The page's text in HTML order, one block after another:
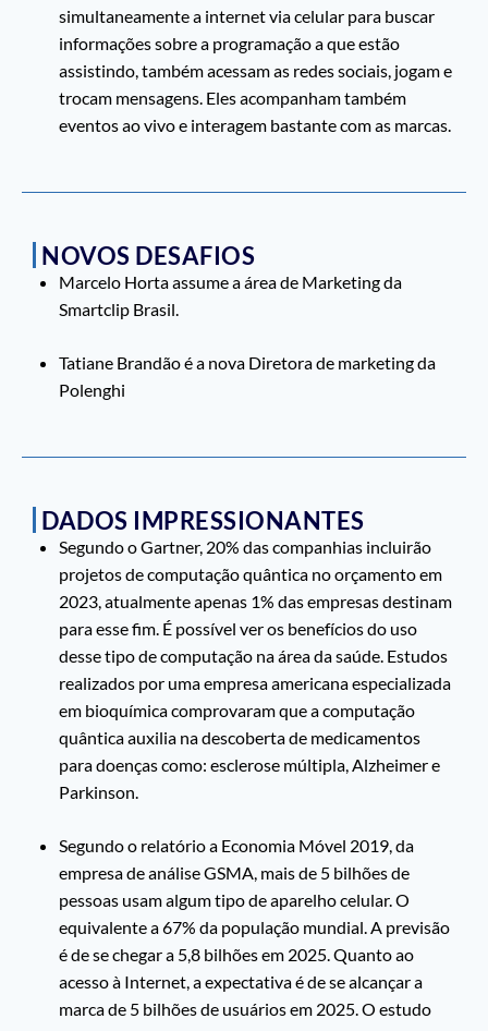
simultaneamente a internet via celular para buscar
informações sobre a programação a que estão
assistindo, também acessam as redes sociais, jogam e
trocam mensagens. Eles acompanham também
eventos ao vivo e interagem bastante com as marcas.
NOVOS DESAFIOS
Marcelo Horta assume a área de Marketing da
Smartclip Brasil.
Tatiane Brandão é a nova Diretora de marketing da
Polenghi
DADOS IMPRESSIONANTES
Segundo o Gartner, 20% das companhias incluirão
projetos de computação quântica no orçamento em
2023, atualmente apenas 1% das empresas destinam
para esse fim. É possível ver os benefícios do uso
desse tipo de computação na área da saúde. Estudos
realizados por uma empresa americana especializada
em bioquímica comprovaram que a computação
quântica auxilia na descoberta de medicamentos
para doenças como: esclerose múltipla, Alzheimer e
Parkinson.
Segundo o relatório a Economia Móvel 2019, da
empresa de análise GSMA, mais de 5 bilhões de
pessoas usam algum tipo de aparelho celular. O
equivalente a 67% da população mundial. A previsão
é de se chegar a 5,8 bilhões em 2025. Quanto ao
acesso à Internet, a expectativa é de se alcançar a
marca de 5 bilhões de usuários em 2025. O estudo